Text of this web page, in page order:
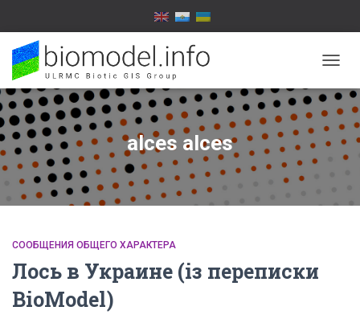
alces alces
СООБЩЕНИЯ ОБЩЕГО ХАРАКТЕРА
Лось в Украине (із переписки
BioModel)